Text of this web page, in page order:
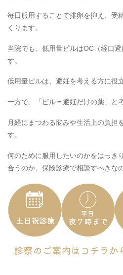
毎日服用することで排卵を抑え、受
くります。
当院でも、低用量ピルはOC（経口
す。
低用量ピルは、避妊を考える方に役
一方で、「ピル＝避妊だけの薬」と
月経にまつわる悩みや生活上の負担
す。
何のために服用したいのかをはっき
合うのか、保険診療で相談すべきな